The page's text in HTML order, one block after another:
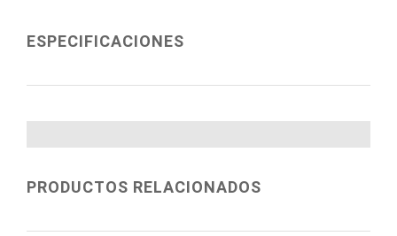
ESPECIFICACIONES
PRODUCTOS RELACIONADOS